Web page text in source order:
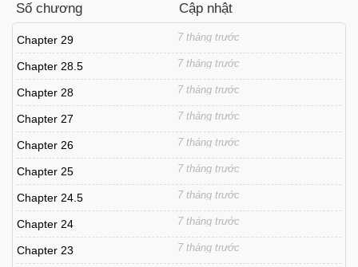
Số chương Cập nhật
Chapter 29 7 tháng trước
Chapter 28.5 7 tháng trước
Chapter 28 7 tháng trước
Chapter 27 7 tháng trước
Chapter 26 7 tháng trước
Chapter 25 7 tháng trước
Chapter 24.5 7 tháng trước
Chapter 24 7 tháng trước
Chapter 23 7 tháng trước